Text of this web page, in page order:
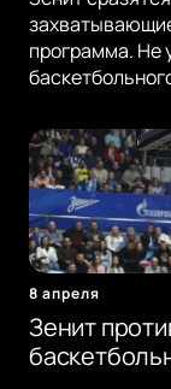
программа. Не
8 апреля
Зенит